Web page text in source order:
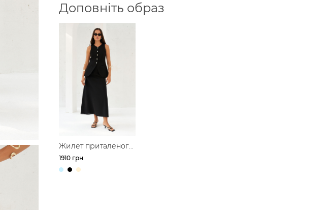
Доповніть образ
Жилет приталеного
крою з льону
1910 грн